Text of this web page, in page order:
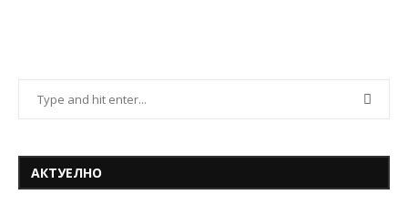
АКТУЕЛНО